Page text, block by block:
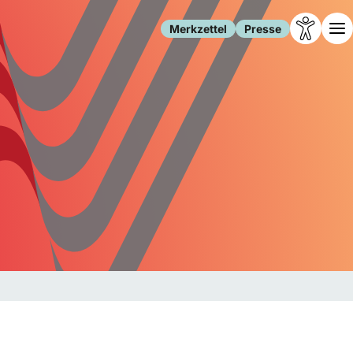
Merkzettel Presse
Leben
Familie
Freizeit
Gesundheit
Internet
Gesellschaft
Forschung
Migration
Polizei